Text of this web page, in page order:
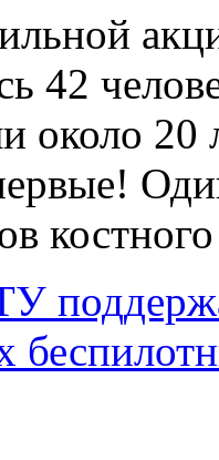
42
около 20